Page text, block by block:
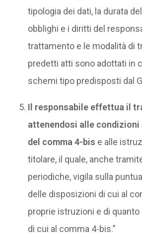
tipologia dei dati, la durata
obblighi e i diritti del
trattamento e le modalità di
predetti atti sono adottati in
schemi tipo predisposti dal
Il responsabile effettua il
attenendosi alle
del comma 4-bis e alle
titolare, il quale, anche
periodiche, vigila sulla
delle disposizioni di cui al
proprie istruzioni e di
di cui al comma 4-bis.”